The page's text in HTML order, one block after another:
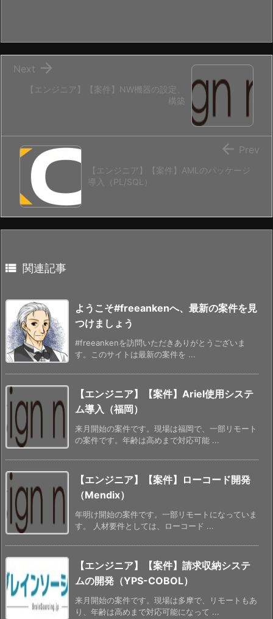
【エンジニア】【案件】NW機器の設定、
構築

Next
【エンジニア】【案件】AMLのパッケージ
導入（PL/SQL）
 Prev
 関連記事
ようこそ#freeankenへ、最新の案件を見
つけましょう
#freeankenを訪問いただきありがとうございま
す。このサイトは最新の案件を ...
【エンジニア】【案件】Ariel使用システ
ム導入（福岡）
来月開始の案件です。現場は福岡で、一部リモート
の案件です。年齢は高めまで対応可能 ...
【エンジニア】【案件】ローコード開発
（Mendix）
年明け開始の案件です。一部リモートになっていま
す。 人材要件としては、ローコード ...
【エンジニア】【案件】請求収納システ
ムの開発（YPS-COBOL）
来月開始の案件です。現場は多摩で、リモートもあ
り、年齢は高めまで対応可能になって ...